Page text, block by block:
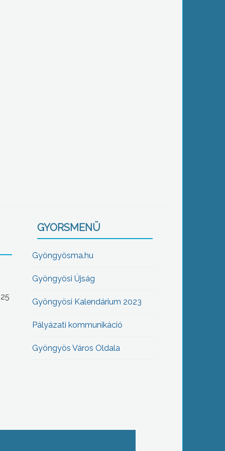
GYORSMENÜ
Gyöngyösma.hu
Gyöngyösi Újság
Gyöngyösi Kalendárium 2023
Pályázati kommunikáció
Gyöngyös Város Oldala